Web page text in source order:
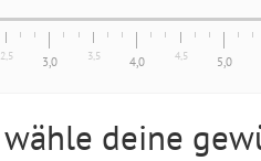
2,5 3,0 3,5 4,0 4,5 5,0
deine